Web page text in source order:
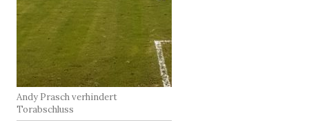
Andy Prasch verhindert
Torabschluss